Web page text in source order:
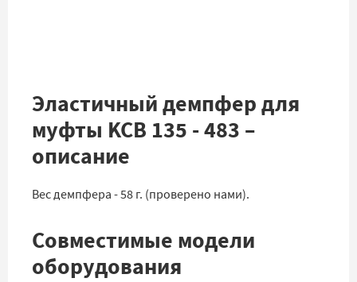
Эластичный демпфер для
муфты KCB 135 - 483 –
описание
Вес демпфера - 58 г. (проверено нами).
Совместимые модели
оборудования